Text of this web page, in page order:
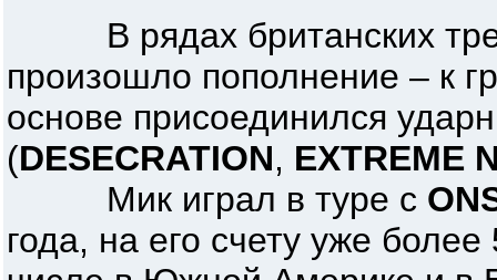
В рядах британских
произошло пополнение – к
основе присоединился
(DESECRATION, EXTREME
Мик играл в туре с
года, на его счету уже